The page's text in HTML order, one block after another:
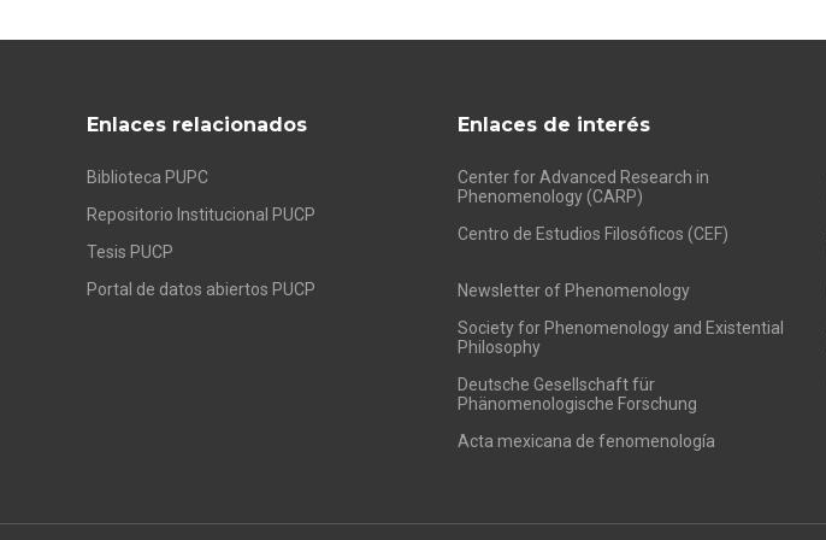
Enlaces relacionados
Biblioteca PUPC
Repositorio Institucional PUCP
Tesis PUCP
Portal de datos abiertos PUCP
Enlaces de interés
Center for Advanced Research in
Phenomenology (CARP)
Centro de Estudios Filosóficos (CEF)
Newsletter of Phenomenology
Society for Phenomenology and Existential
Philosophy
Deutsche Gesellschaft für
Phänomenologische Forschung
Acta mexicana de fenomenología